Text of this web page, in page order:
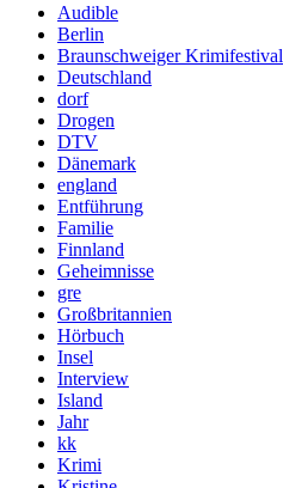
Audible
Berlin
Braunschweiger Krimifestival
Deutschland
dorf
Drogen
DTV
Dänemark
england
Entführung
Familie
Finnland
Geheimnisse
gre
Großbritannien
Hörbuch
Insel
Interview
Island
Jahr
kk
Krimi